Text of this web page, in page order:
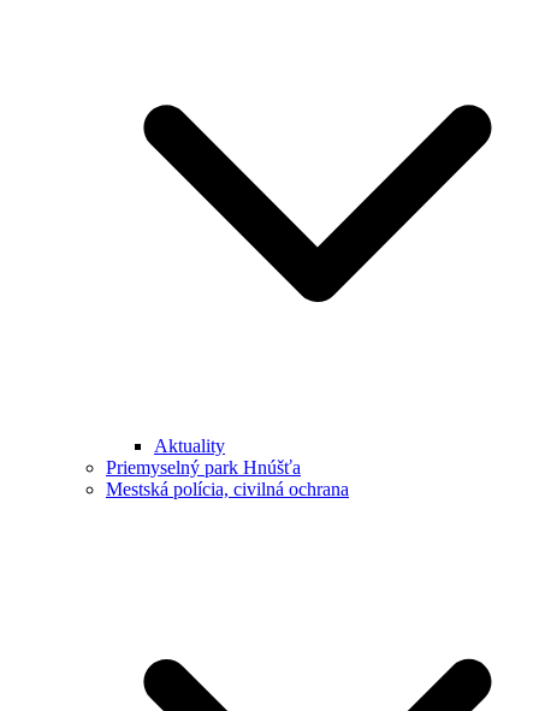
Aktuality
Priemyselný park Hnúšťa
Mestská polícia, civilná ochrana